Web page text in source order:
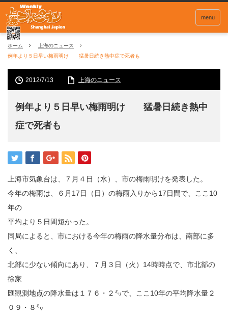
menu
ホーム
上海のニュース
例年より５日早い梅雨明け 猛暑日続き熱中症で死者も
2012/7/13 上海のニュース
例年より５日早い梅雨明け 猛暑日続き熱中
症で死者も
上海市気象台は、７月４日（水）、市の梅雨明けを発表した。
今年の梅雨は、６月17日（日）の梅雨入りから17日間で、ここ10
年の
平均より５日間短かった。
同局によると、市における今年の梅雨の降水量分布は、南部に多
く、
北部に少ない傾向にあり、７月３日（火）14時時点で、市北部の
徐家
匯観測地点の降水量は１７６・２㍉で、ここ10年の平均降水量２
０９・８㍉